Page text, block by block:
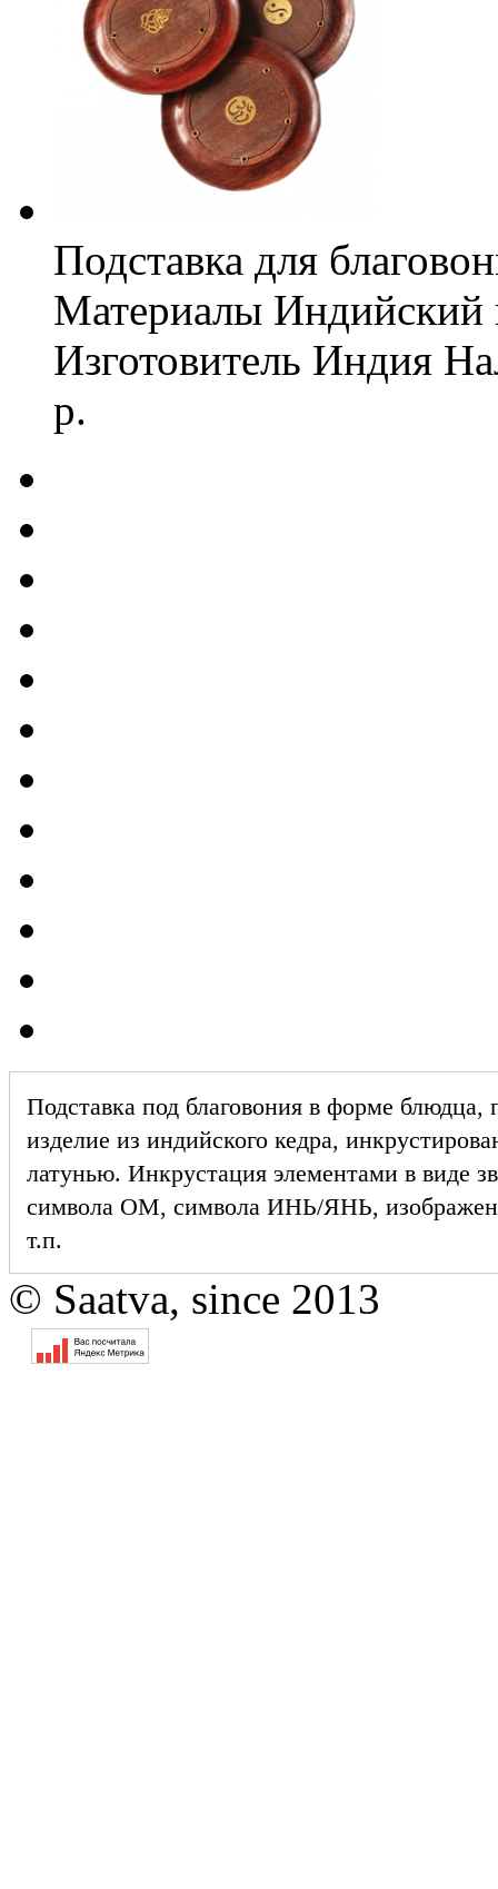
Подставка для
Материалы Индийский
Изготовитель Индия
р.
Подставка под благовония в форме блюдца,
изделие из индийского кедра,
латунью. Инкрустация элементами в виде
символа ОМ, символа ИНЬ/ЯНЬ,
т.п.
© Saatva, since 2013